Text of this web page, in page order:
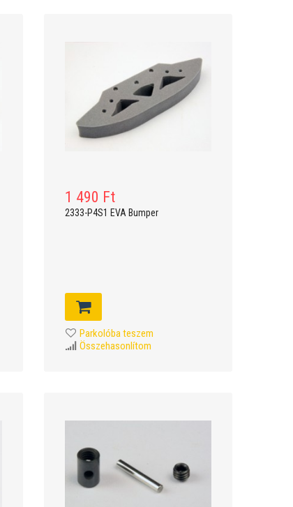
1 490 Ft
2333-P4S1 EVA Bumper
Parkolóba teszem
Összehasonlítom